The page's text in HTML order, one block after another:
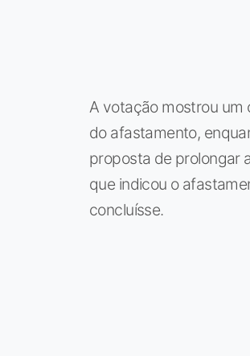
A votação mostrou um
do afastamento,
proposta de prolongar
que indicou o
concluísse.